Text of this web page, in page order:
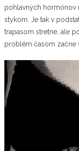
pohlavných hormónov
stykom. Je tak v
trapasom stretne, ale
problém časom začne